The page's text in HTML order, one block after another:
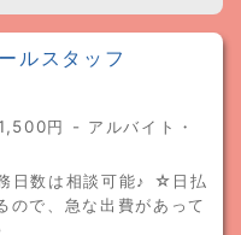
ルスタッフ
円 - アルバイト・
日数は相談可能♪ ☆日払
ので、急な出費があって